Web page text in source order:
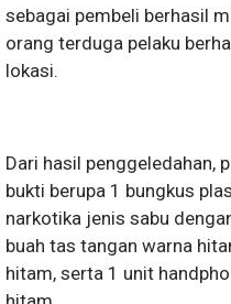
sebagai pembeli berhasil
orang terduga pelaku
lokasi.
Dari hasil penggeledahan,
bukti berupa 1 bungkus
narkotika jenis sabu
buah tas tangan warna
hitam, serta 1 unit